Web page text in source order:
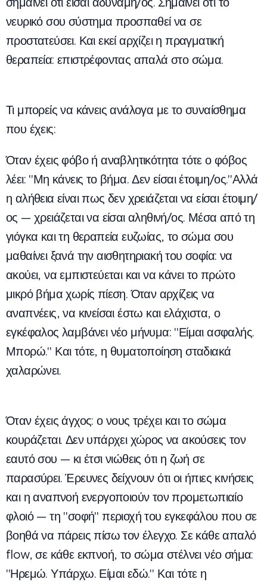
νευρικό σου σύστημα προσπαθεί να σε
προστατεύσει. Και εκεί αρχίζει η πραγματική
θεραπεία: επιστρέφοντας απαλά στο σώμα.
Τι μπορείς να κάνεις ανάλογα με το συναίσθημα
που έχεις:
Όταν έχεις φόβο ή αναβλητικότητα τότε ο φόβος
λέει: "Μη κάνεις το βήμα. Δεν είσαι έτοιμη/ος."Αλλά
η αλήθεια είναι πως δεν χρειάζεται να είσαι έτοιμη/
ος — χρειάζεται να είσαι αληθινή/ος. Μέσα από τη
γιόγκα και τη θεραπεία ευζωίας, το σώμα σου
μαθαίνει ξανά την αισθητηριακή του σοφία: να
ακούει, να εμπιστεύεται και να κάνει το πρώτο
μικρό βήμα χωρίς πίεση. Όταν αρχίζεις να
αναπνέεις, να κινείσαι έστω και ελάχιστα, ο
εγκέφαλος λαμβάνει νέο μήνυμα: "Είμαι ασφαλής.
Μπορώ." Και τότε, η θυματοποίηση σταδιακά
χαλαρώνει.
Όταν έχεις άγχος: ο νους τρέχει και το σώμα
κουράζεται. Δεν υπάρχει χώρος να ακούσεις τον
εαυτό σου — κι έτσι νιώθεις ότι η ζωή σε
παρασύρει. Έρευνες δείχνουν ότι οι ήπιες κινήσεις
και η αναπνοή ενεργοποιούν τον προμετωπιαίο
φλοιό — τη "σοφή" περιοχή του εγκεφάλου που σε
βοηθά να πάρεις πίσω τον έλεγχο. Σε κάθε απαλό
flow, σε κάθε εκπνοή, το σώμα στέλνει νέο σήμα:
"Ηρεμώ. Υπάρχω. Είμαι εδώ." Και τότε η